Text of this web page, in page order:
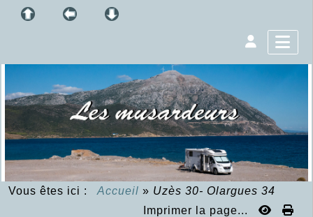
Vous êtes ici : Accueil » Uzès 30- Olargues 34
Imprimer la page...